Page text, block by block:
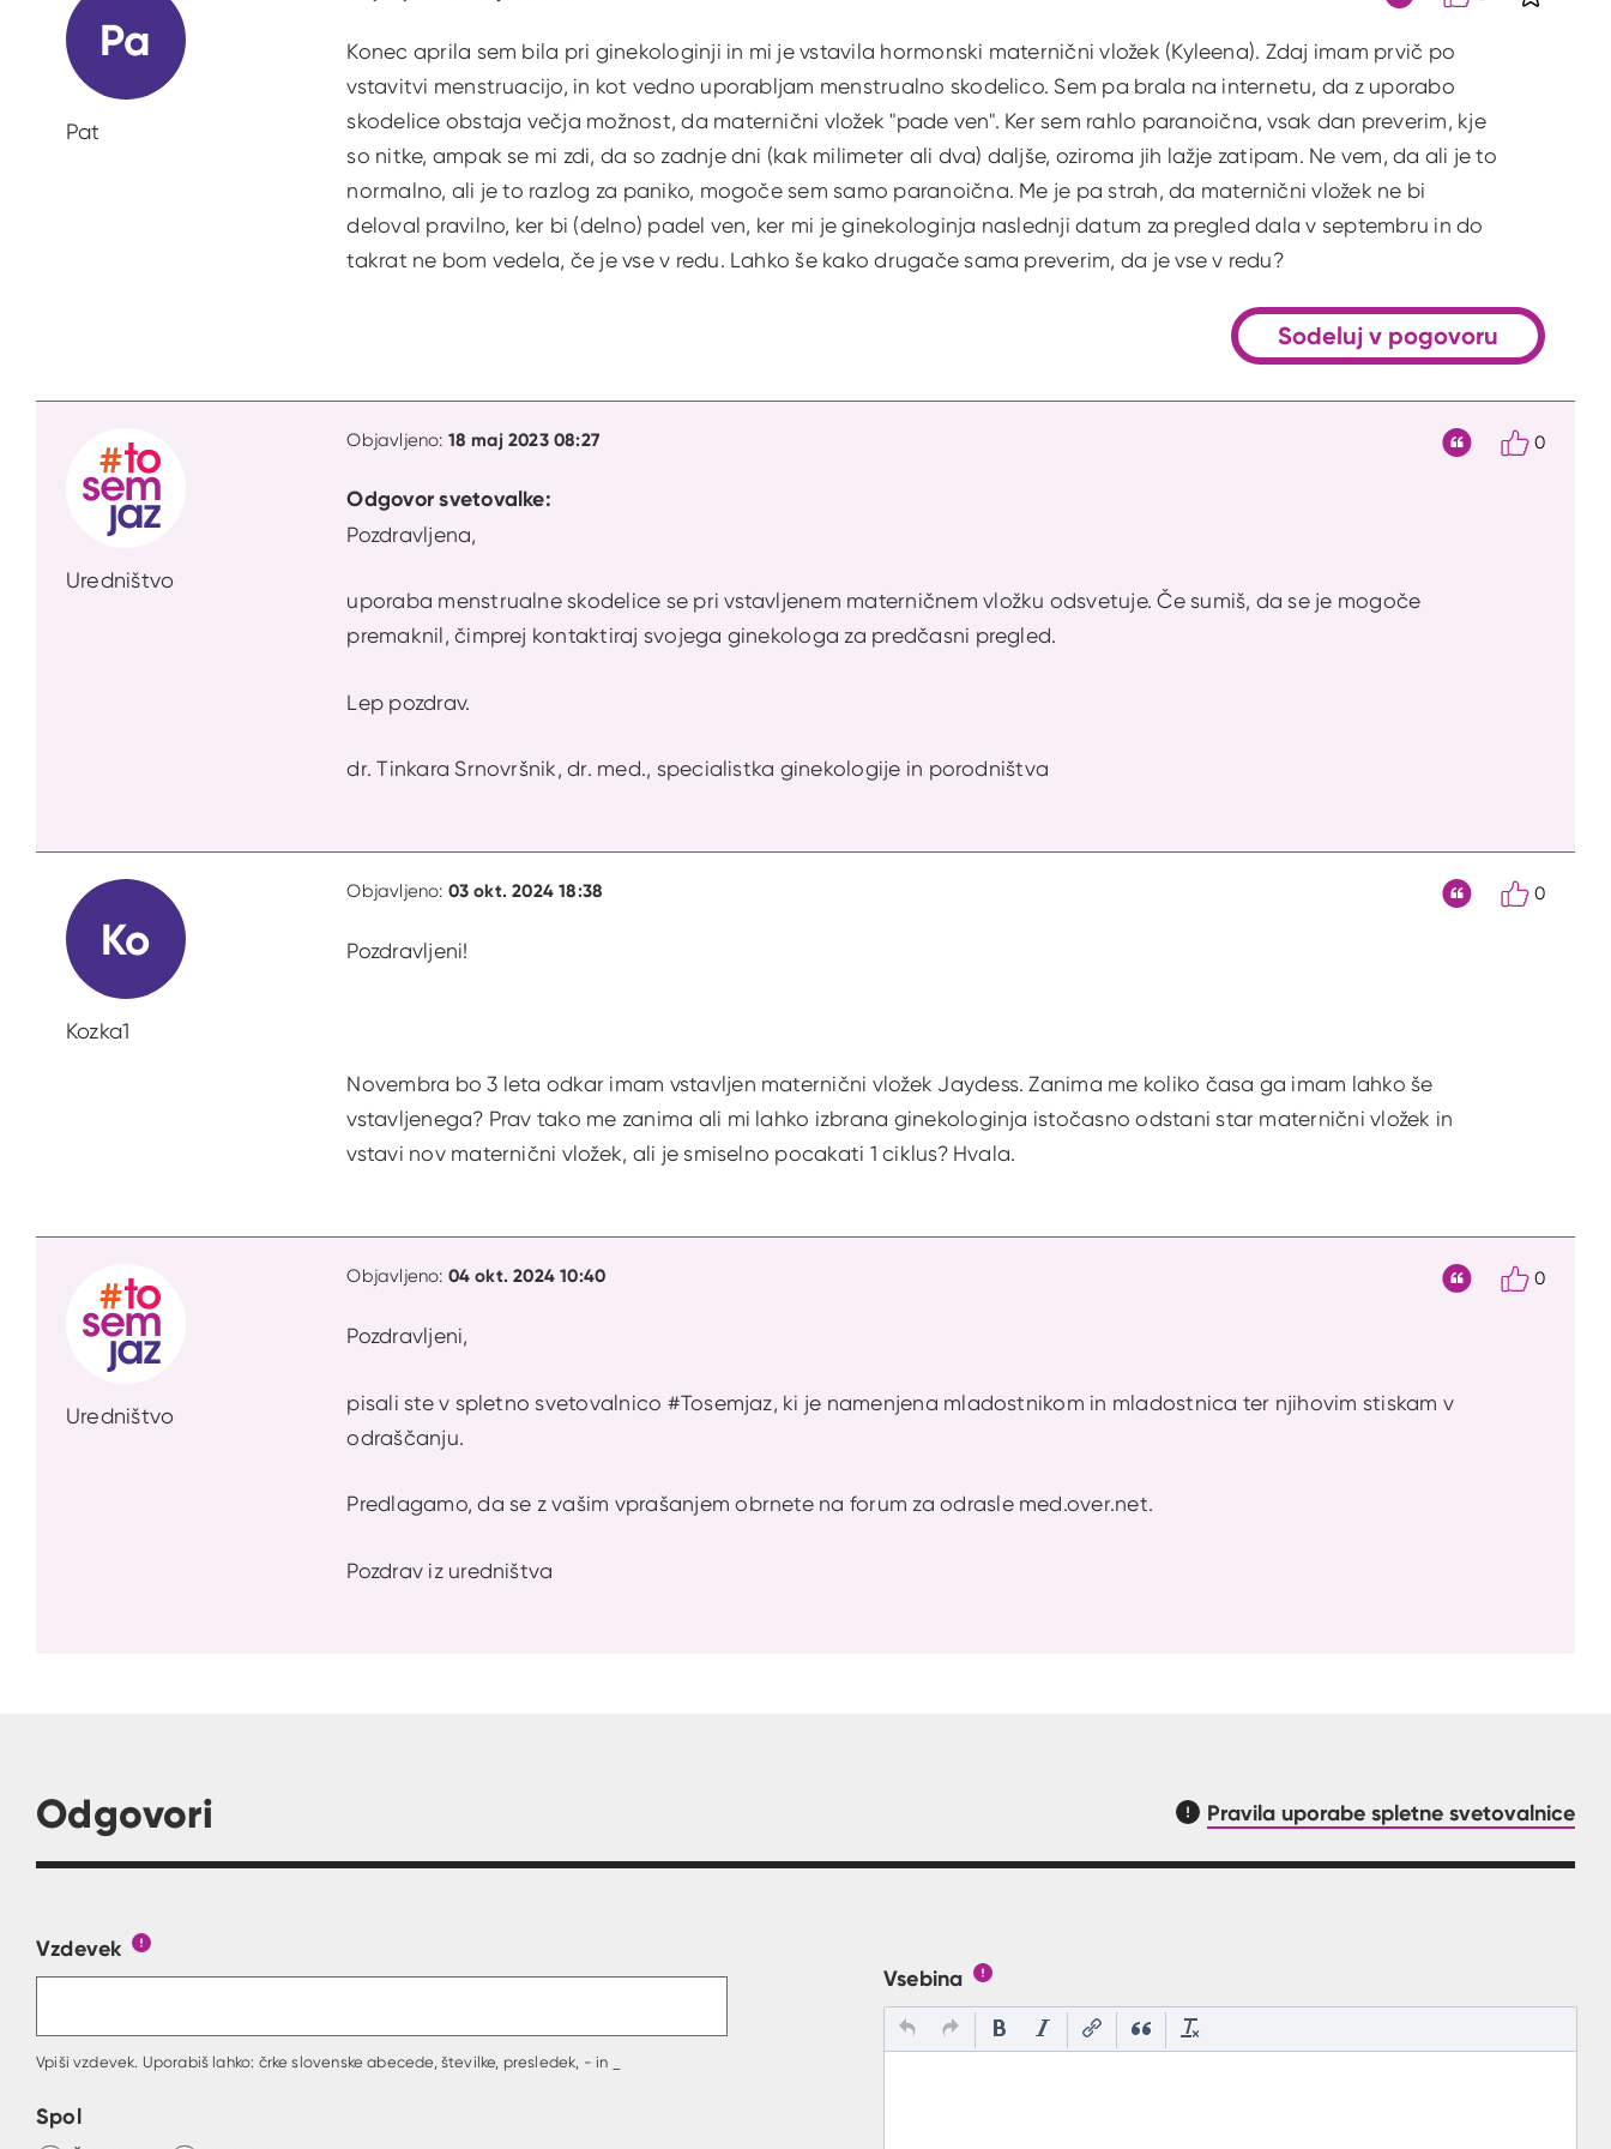
Pa
Pat
Konec aprila sem bila pri ginekologinji in mi je vstavila hormonski maternični vložek (Kyleena). Zdaj imam prvič po
vstavitvi menstruacijo, in kot vedno uporabljam menstrualno skodelico. Sem pa brala na internetu, da z uporabo
skodelice obstaja večja možnost, da maternični vložek "pade ven". Ker sem rahlo paranoična, vsak dan preverim, kje
so nitke, ampak se mi zdi, da so zadnje dni (kak milimeter ali dva) daljše, oziroma jih lažje zatipam. Ne vem, da ali je to
normalno, ali je to razlog za paniko, mogoče sem samo paranoična. Me je pa strah, da maternični vložek ne bi
deloval pravilno, ker bi (delno) padel ven, ker mi je ginekologinja naslednji datum za pregled dala v septembru in do
takrat ne bom vedela, če je vse v redu. Lahko še kako drugače sama preverim, da je vse v redu?
Sodeluj v pogovoru
Uredništvo
Objavljeno: 18 maj 2023 08:27
Odgovor svetovalke:
Pozdravljena,
uporaba menstrualne skodelice se pri vstavljenem materničnem vložku odsvetuje. Če sumiš, da se je mogoče
premaknil, čimprej kontaktiraj svojega ginekologa za predčasni pregled.
Lep pozdrav.
dr. Tinkara Srnovršnik, dr. med., specialistka ginekologije in porodništva
0
Ko
Kozka1
Objavljeno: 03 okt. 2024 18:38
Pozdravljeni!
Novembra bo 3 leta odkar imam vstavljen maternični vložek Jaydess. Zanima me koliko časa ga imam lahko še
vstavljenega? Prav tako me zanima ali mi lahko izbrana ginekologinja istočasno odstani star maternični vložek in
vstavi nov maternični vložek, ali je smiselno pocakati 1 ciklus? Hvala.
0
Uredništvo
Objavljeno: 04 okt. 2024 10:40
Pozdravljeni,
pisali ste v spletno svetovalnico #Tosemjaz, ki je namenjena mladostnikom in mladostnica ter njihovim stiskam v
odraščanju.
Predlagamo, da se z vašim vprašanjem obrnete na forum za odrasle med.over.net.
Pozdrav iz uredništva
0
Odgovori Pravila uporabe spletne svetovalnice
Obrazec, kjer lahko zastaviš vprašanje
Vzdevek
Vpiši vzdevek. Uporabiš lahko: črke slovenske abecede, številke, presledek, - in _
Spol
Vsebina